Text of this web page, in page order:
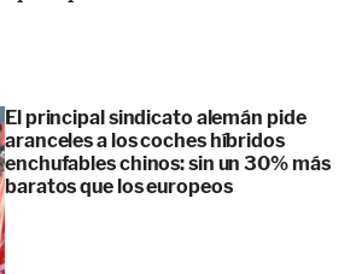
El principal sindicato alemán pide
aranceles a los coches híbridos
enchufables chinos: sin un 30% más
baratos que los europeos